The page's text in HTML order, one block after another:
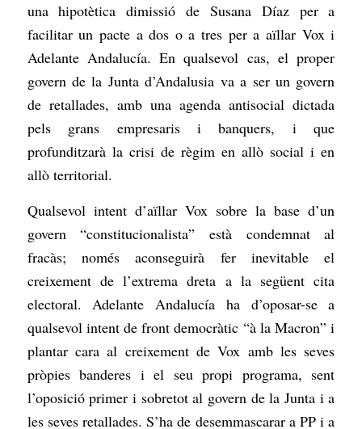
una hipotètica dimissió de Susana Díaz per a
facilitar un pacte a dos o a tres per a aïllar Vox i
Adelante Andalucía. En qualsevol cas, el proper
govern de la Junta d’Andalusia va a ser un govern
de retallades, amb una agenda antisocial dictada
pels grans empresaris i banquers, i que
profunditzarà la crisi de règim en allò social i en
allò territorial.
Qualsevol intent d’aïllar Vox sobre la base d’un
govern “constitucionalista” està condemnat al
fracàs; només aconseguirà fer inevitable el
creixement de l’extrema dreta a la següent cita
electoral. Adelante Andalucía ha d’oposar-se a
qualsevol intent de front democràtic “à la Macron” i
plantar cara al creixement de Vox amb les seves
pròpies banderes i el seu propi programa, sent
l’oposició primer i sobretot al govern de la Junta i a
les seves retallades. S’ha de desemmascarar a PP i a